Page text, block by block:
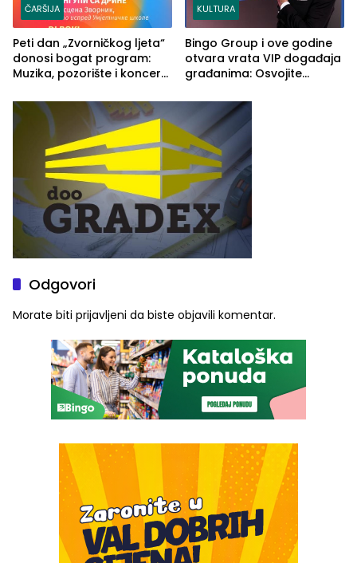
ČARŠIJA
Peti dan „Zvorničkog ljeta“
donosi bogat program:
Muzika, pozorište i koncert
KULTURA
Bingo Group i ove godine
otvara vrata VIP događaja
građanima: Osvojite
Graše
Odgovori
Morate biti prijavljeni da biste objavili komentar.